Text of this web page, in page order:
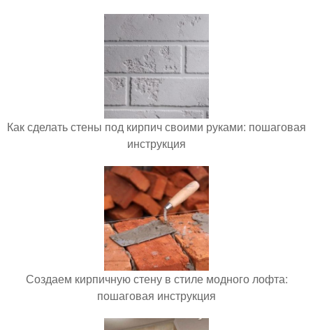
Как сделать стены под кирпич своими руками: пошаговая
инструкция
Создаем кирпичную стену в стиле модного лофта:
пошаговая инструкция